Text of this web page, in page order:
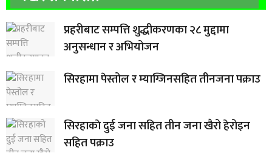
प्रहरीबाट सम्पत्ति शुद्धीकरणका २८ मुद्दामा
अनुसन्धान र अभियोजन
सिरहामा पेस्तोल र म्याग्जिनसहित तीनजना पक्राउ
सिरहाकाे दुई जना सहित तीन जना खैरो हेरोइन
सहित पक्राउ